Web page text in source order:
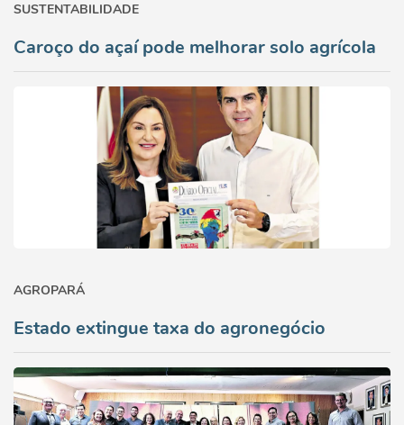
SUSTENTABILIDADE
Caroço do açaí pode melhorar solo agrícola
AGROPARÁ
Estado extingue taxa do agronegócio